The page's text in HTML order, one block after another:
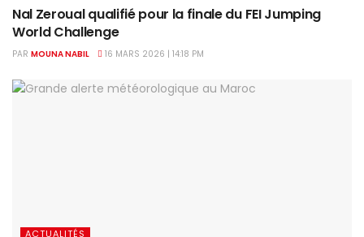
Nal Zeroual qualifié pour la finale du FEI Jumping
World Challenge
PAR MOUNA NABIL 16 MARS 2026 | 14:18 PM
ACTUALITÉS